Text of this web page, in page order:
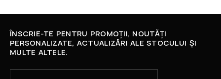
ÎNSCRIE-TE PENTRU PROMOȚII, NOUTĂȚI
PERSONALIZATE, ACTUALIZĂRI ALE STOCULUI ȘI
MULTE ALTELE.